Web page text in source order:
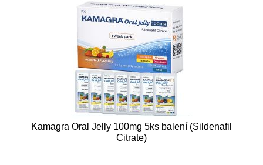
Kamagra Oral Jelly 100mg 5ks balení (Sildenafil
Citrate)